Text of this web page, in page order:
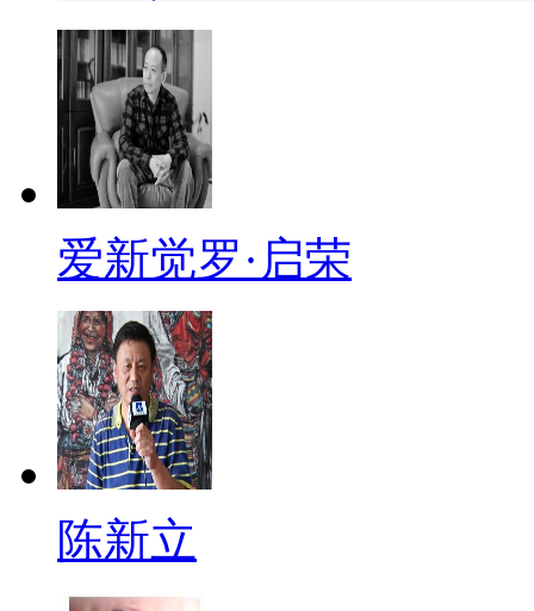
爱新觉罗·启荣
陈新立